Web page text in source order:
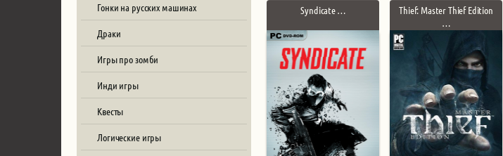
Гонки на русских машинах
Драки
Игры про зомби
Инди игры
Квесты
Логические игры
Syndicate …
Thief: Master Thief Edition
…